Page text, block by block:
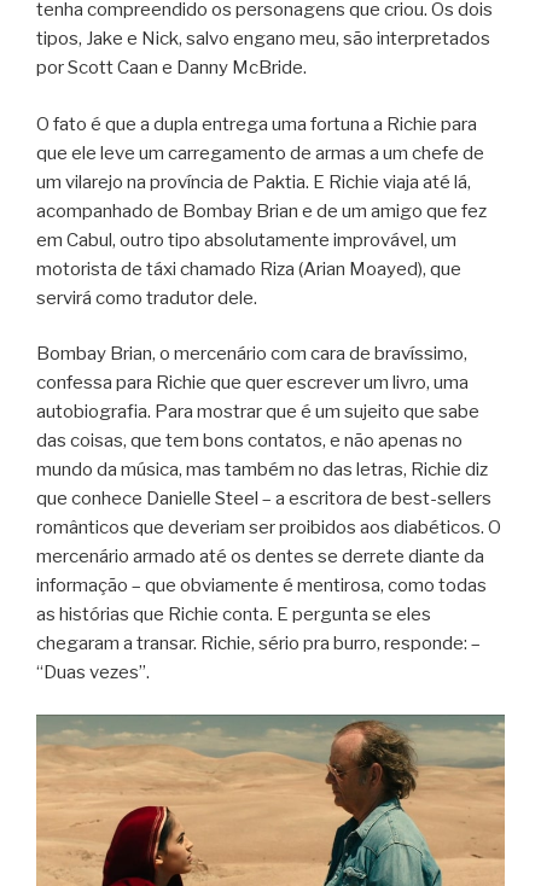
tenha compreendido os personagens que criou. Os dois
tipos, Jake e Nick, salvo engano meu, são interpretados
por Scott Caan e Danny McBride.
O fato é que a dupla entrega uma fortuna a Richie para
que ele leve um carregamento de armas a um chefe de
um vilarejo na província de Paktia. E Richie viaja até lá,
acompanhado de Bombay Brian e de um amigo que fez
em Cabul, outro tipo absolutamente improvável, um
motorista de táxi chamado Riza (Arian Moayed), que
servirá como tradutor dele.
Bombay Brian, o mercenário com cara de bravíssimo,
confessa para Richie que quer escrever um livro, uma
autobiografia. Para mostrar que é um sujeito que sabe
das coisas, que tem bons contatos, e não apenas no
mundo da música, mas também no das letras, Richie diz
que conhece Danielle Steel – a escritora de best-sellers
românticos que deveriam ser proibidos aos diabéticos. O
mercenário armado até os dentes se derrete diante da
informação – que obviamente é mentirosa, como todas
as histórias que Richie conta. E pergunta se eles
chegaram a transar. Richie, sério pra burro, responde: –
“Duas vezes”.